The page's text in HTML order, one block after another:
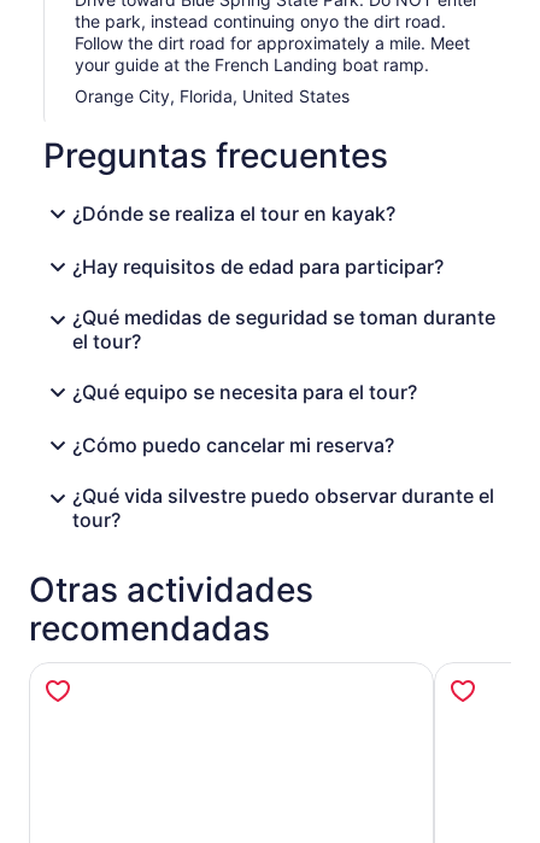
the park, instead continuing onyo the dirt road.
Follow the dirt road for approximately a mile. Meet
your guide at the French Landing boat ramp.
Orange City, Florida, United States
Preguntas frecuentes
¿Dónde se realiza el tour en kayak?
¿Hay requisitos de edad para participar?
¿Qué medidas de seguridad se toman durante
el tour?
¿Qué equipo se necesita para el tour?
¿Cómo puedo cancelar mi reserva?
¿Qué vida silvestre puedo observar durante el
tour?
Otras actividades
recomendadas